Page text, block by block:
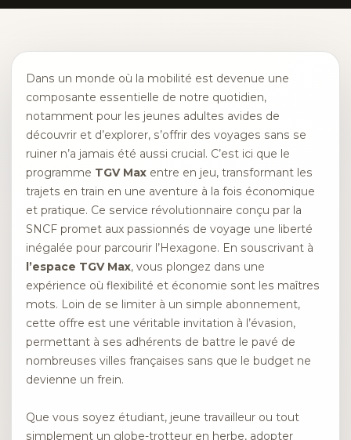
Dans un monde où la mobilité est devenue une
composante essentielle de notre quotidien,
notamment pour les jeunes adultes avides de
découvrir et d’explorer, s’offrir des voyages sans se
ruiner n’a jamais été aussi crucial. C’est ici que le
programme TGV Max entre en jeu, transformant les
trajets en train en une aventure à la fois économique
et pratique. Ce service révolutionnaire conçu par la
SNCF promet aux passionnés de voyage une liberté
inégalée pour parcourir l’Hexagone. En souscrivant à
l’espace TGV Max, vous plongez dans une
expérience où flexibilité et économie sont les maîtres
mots. Loin de se limiter à un simple abonnement,
cette offre est une véritable invitation à l’évasion,
permettant à ses adhérents de battre le pavé de
nombreuses villes françaises sans que le budget ne
devienne un frein.
Que vous soyez étudiant, jeune travailleur ou tout
simplement un globe-trotteur en herbe, adopter